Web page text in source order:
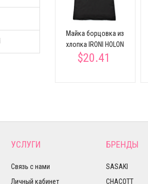
Майка борцовка из
хлопка IRONI HOLON
$20.41
УСЛУГИ
Связь с нами
Личный кабинет
БРЕНДЫ
SASAKI
CHACOTT